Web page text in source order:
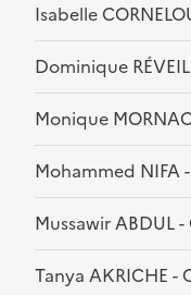
Isabelle
Dominique
Monique
Mohammed NIFA
Mussawir ABDUL
Tanya AKRICHE -